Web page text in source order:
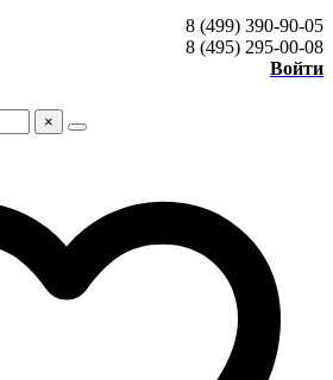
8 (499) 390-90-05
8 (495) 295-00-08
Войти
×